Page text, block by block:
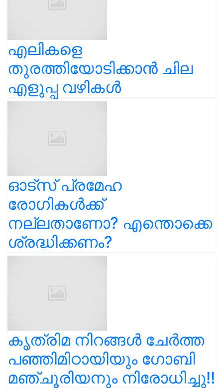
എലികളെ
തുരത്തിയോടിക്കാൻ ചില
എളുപ്പ വഴികൾ
ഓട്സ് പ്രമേഹ
രോഗികൾക്ക്
നല്ലതാണോ? എന്തൊക്കെ
ശ്രദ്ധിക്കണം?
കൃത്രിമ നിറങ്ങൾ ചേർത്ത
പഞ്ഞിമിഠായിയും ഗോബി
മഞ്ചൂരിയനും നിരോധിച്ചു!!